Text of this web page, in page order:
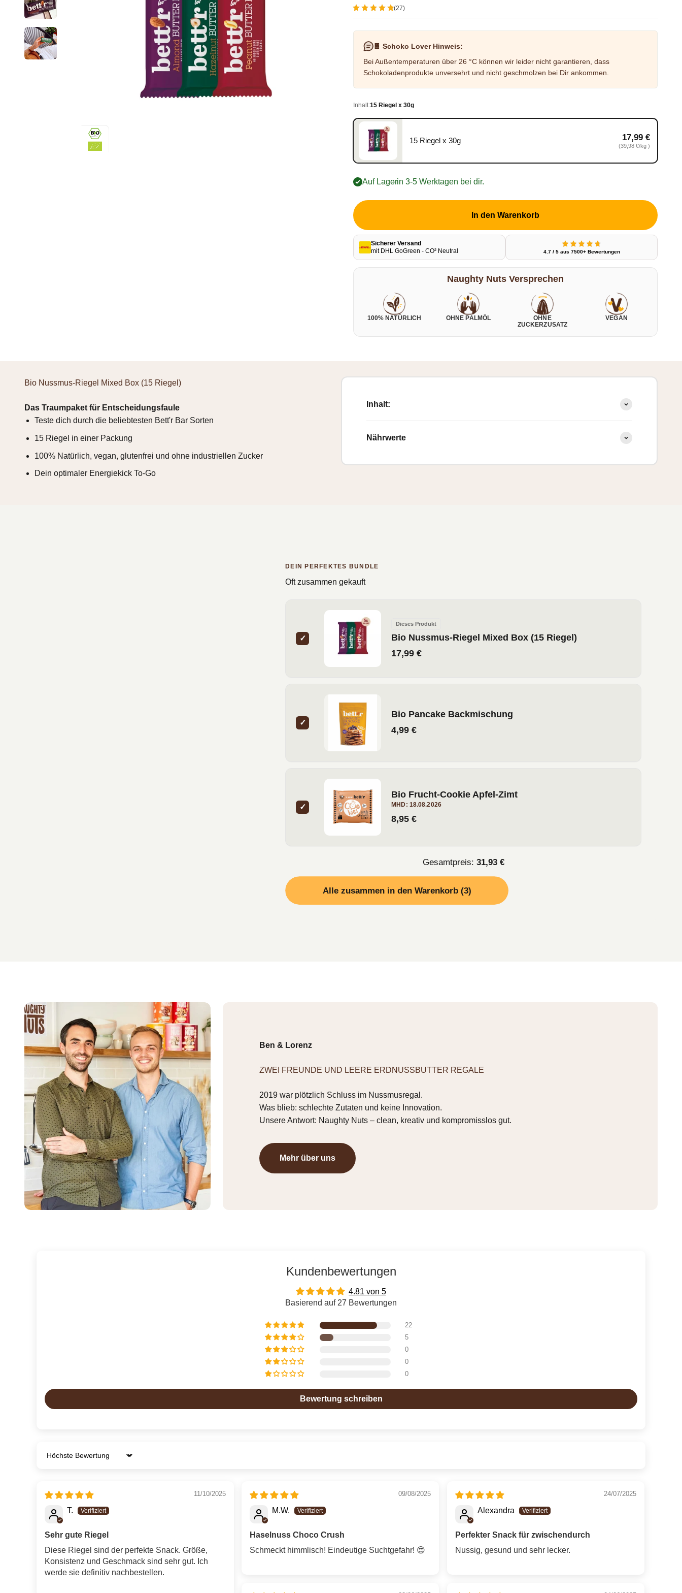
(27)
🍫 Schoko Lover Hinweis:
Bei Außentemperaturen über 26 °C können wir leider nicht garantieren, dass
Schokoladenprodukte unversehrt und nicht geschmolzen bei Dir ankommen.
Inhalt:15 Riegel x 30g
15 Riegel x 30g, 17,99 €, Grundpreis 39,98 €/kg
15 Riegel x 30g 17,99 €
(39,98 €/kg )
Auf Lager- in 3-5 Werktagen bei dir.
In den Warenkorb
Sicherer Versand
mit DHL GoGreen - CO² Neutral
4.7 / 5 aus 7500+ Bewertungen
Naughty Nuts Versprechen
100% NATÜRLICH OHNE PALMÖL
OHNE
ZUCKERZUSATZ
VEGAN
Bio Nussmus-Riegel Mixed Box (15 Riegel)
Das Traumpaket für Entscheidungsfaule
Teste dich durch die beliebtesten Bett'r Bar Sorten
15 Riegel in einer Packung
100% Natürlich, vegan, glutenfrei und ohne industriellen Zucker
Dein optimaler Energiekick To-Go
Inhalt:
Nährwerte
DEIN PERFEKTES BUNDLE
Oft zusammen gekauft
✓
Dieses Produkt
Bio Nussmus-Riegel Mixed Box (15 Riegel)
17,99 €
✓
Bio Pancake Backmischung
4,99 €
✓
Bio Frucht-Cookie Apfel-Zimt
MHD: 18.08.2026
8,95 €
Gesamtpreis: 31,93 €
Alle zusammen in den Warenkorb (3)
Ben & Lorenz
ZWEI FREUNDE UND LEERE ERDNUSSBUTTER REGALE
2019 war plötzlich Schluss im Nussmusregal.
Was blieb: schlechte Zutaten und keine Innovation.
Unsere Antwort: Naughty Nuts – clean, kreativ und kompromisslos gut.
Mehr über uns
Kundenbewertungen
4.81 von 5
Basierend auf 27 Bewertungen
22
5
0
0
0
Bewertung schreiben
Sort by
11/10/2025
T.
Sehr gute Riegel
Diese Riegel sind der perfekte Snack. Größe,
Konsistenz und Geschmack sind sehr gut. Ich
werde sie definitiv nachbestellen.
09/08/2025
M.W.
Haselnuss Choco Crush
Schmeckt himmlisch! Eindeutige Suchtgefahr! 😍
24/07/2025
Alexandra
Perfekter Snack für zwischendurch
Nussig, gesund und sehr lecker.